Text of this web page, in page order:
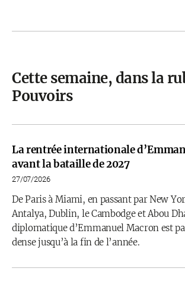
Cette semaine, dans la
Pouvoirs
La rentrée internationale
avant la bataille de 2027
27/07/2026
De Paris à Miami, en passant par New
Antalya, Dublin, le Cambodge et Abou
diplomatique d’Emmanuel Macron est
dense jusqu’à la fin de l’année.